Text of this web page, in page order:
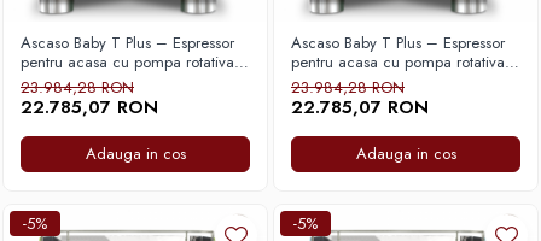
Ascaso Baby T Plus – Espressor
pentru acasa cu pompa rotativa,
Multi Thermoblock si control al
debitului pentru stabilitate termica
si extractie precisa – Rosu
23.984,28 RON
22.785,07 RON
Adauga in cos
Ascaso Baby T Plus – Espressor
pentru acasa cu pompa rotativa,
Multi Thermoblock si control al
debitului pentru stabilitate termica
si extractie precisa – Galben
23.984,28 RON
22.785,07 RON
Adauga in cos
-5% -5%